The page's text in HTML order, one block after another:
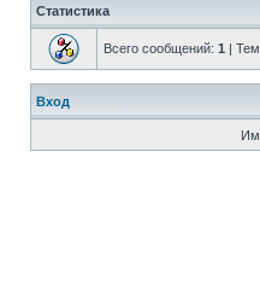
Статистика
Всего сообщений: 1 |
Вход